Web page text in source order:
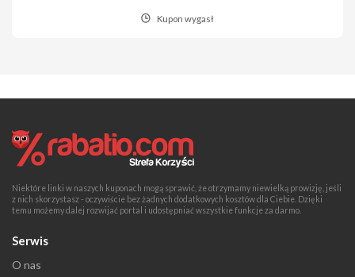
Kupon wygasł
Niektóre linki w naszych kuponach mogą sprawić, że otrzymamy niewielką prowizję, jeśli
z nich skorzystasz - oczywiście bez żadnych dodatkowych kosztów dla Ciebie. Dzięki
temu możemy dalej rozwijać portal i udostępniać wszystkie funkcje za darmo.
Serwis
O nas